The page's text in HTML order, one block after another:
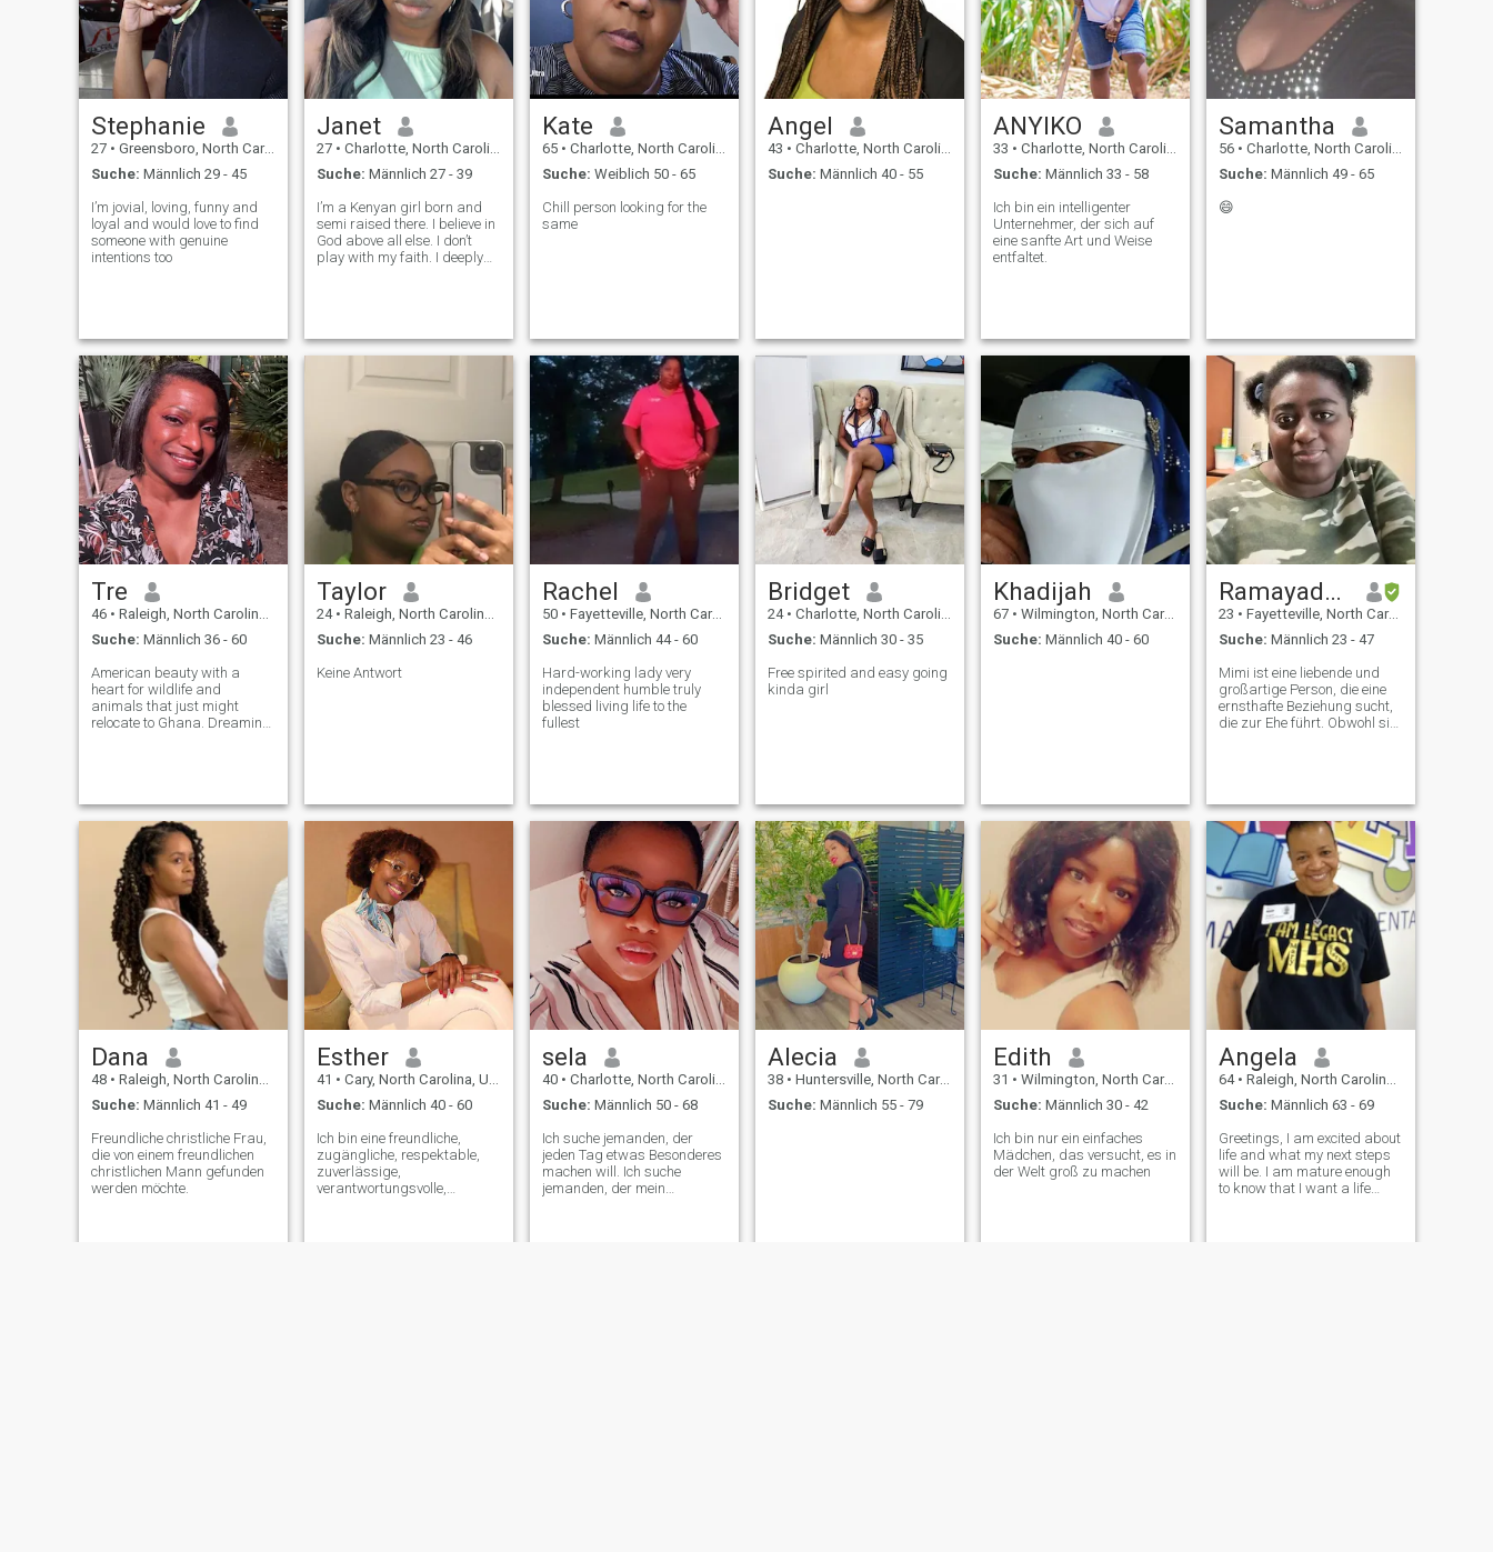
Stephanie
27 • Greensboro, North Carolina, USA
Suche: Männlich 29 - 45
I’m jovial, loving, funny and
loyal and would love to find
someone with genuine
intentions too
Janet
27 • Charlotte, North Carolina, USA
Suche: Männlich 27 - 39
I’m a Kenyan girl born and
semi raised there. I believe in
God above all else. I don’t
play with my faith. I deeply
big heart and talkive if
Kate
65 • Charlotte, North Carolina, USA
Suche: Weiblich 50 - 65
Chill person looking for the
same
Angel
43 • Charlotte, North Carolina, USA
Suche: Männlich 40 - 55
ANYIKO
33 • Charlotte, North Carolina, USA
Suche: Männlich 33 - 58
Ich bin ein intelligenter
Unternehmer, der sich auf
eine sanfte Art und Weise
entfaltet.
Samantha
56 • Charlotte, North Carolina, USA
Suche: Männlich 49 - 65
😄
Tre
46 • Raleigh, North Carolina, USA
Suche: Männlich 36 - 60
American beauty with a
heart for wildlife and
animals that just might
relocate to Ghana. Dreaming
Taylor
24 • Raleigh, North Carolina, USA
Suche: Männlich 23 - 46
Keine Antwort
Rachel
50 • Fayetteville, North Carolina, USA
Suche: Männlich 44 - 60
Hard-working lady very
independent humble truly
blessed living life to the
fullest
Bridget
24 • Charlotte, North Carolina, USA
Suche: Männlich 30 - 35
Free spirited and easy going
kinda girl
Khadijah
67 • Wilmington, North Carolina, USA
Suche: Männlich 40 - 60
Ramayade Lou
23 • Fayetteville, North Carolina, USA
Suche: Männlich 23 - 47
Mimi ist eine liebende und
großartige Person, die eine
ernsthafte Beziehung sucht,
die zur Ehe führt. Obwohl sie
Sie besucht derzeit das
College und absolviert einen
Abschluss in Sozialarbeit.
Ich spreche fließend
französisch und englisch
Dana
48 • Raleigh, North Carolina, USA
Suche: Männlich 41 - 49
Freundliche christliche Frau,
die von einem freundlichen
christlichen Mann gefunden
werden möchte.
Esther
41 • Cary, North Carolina, USA
Suche: Männlich 40 - 60
Ich bin eine freundliche,
zugängliche, respektable,
zuverlässige,
verantwortungsvolle,
sela
40 • Charlotte, North Carolina, USA
Suche: Männlich 50 - 68
Ich suche jemanden, der
jeden Tag etwas Besonderes
machen will. Ich suche
jemanden, der mein
Alecia
38 • Huntersville, North Carolina, USA
Suche: Männlich 55 - 79
Edith
31 • Wilmington, North Carolina, USA
Suche: Männlich 30 - 42
Ich bin nur ein einfaches
Mädchen, das versucht, es in
der Welt groß zu machen
Angela
64 • Raleigh, North Carolina, USA
Suche: Männlich 63 - 69
Greetings, I am excited about
life and what my next steps
will be. I am mature enough
to know that I want a life